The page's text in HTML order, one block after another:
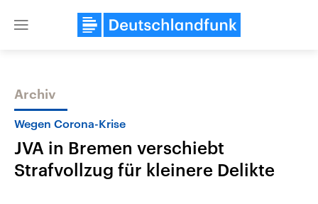
Close
Themen
Archiv
Wegen Corona-Krise
JVA in Bremen verschiebt
Strafvollzug für kleinere Delikte